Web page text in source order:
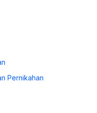
Pernikahan